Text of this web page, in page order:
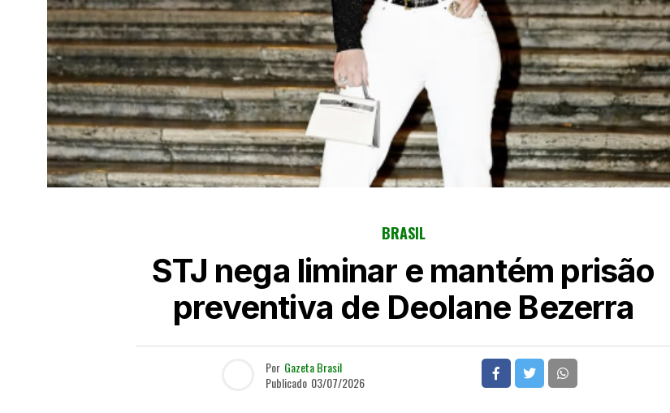
BRASIL
STJ nega liminar e mantém prisão
preventiva de Deolane Bezerra
Por Gazeta Brasil
Publicado 03/07/2026